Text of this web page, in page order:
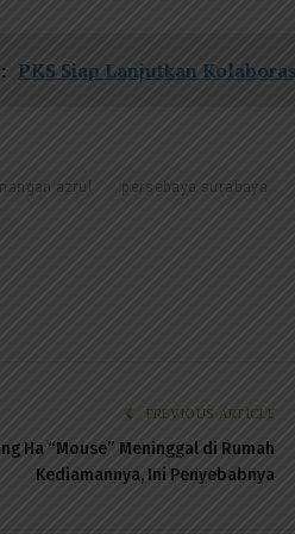
PKS Siap Lanjutkan
azrul
persebaya surabaya
PREVIOUS ARTICLE
Ha “Mouse” Meninggal di Rumah
Kediamannya, Ini Penyebabnya